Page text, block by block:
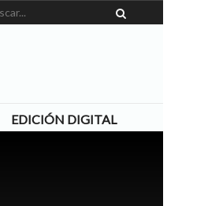
EDICIÓN DIGITAL